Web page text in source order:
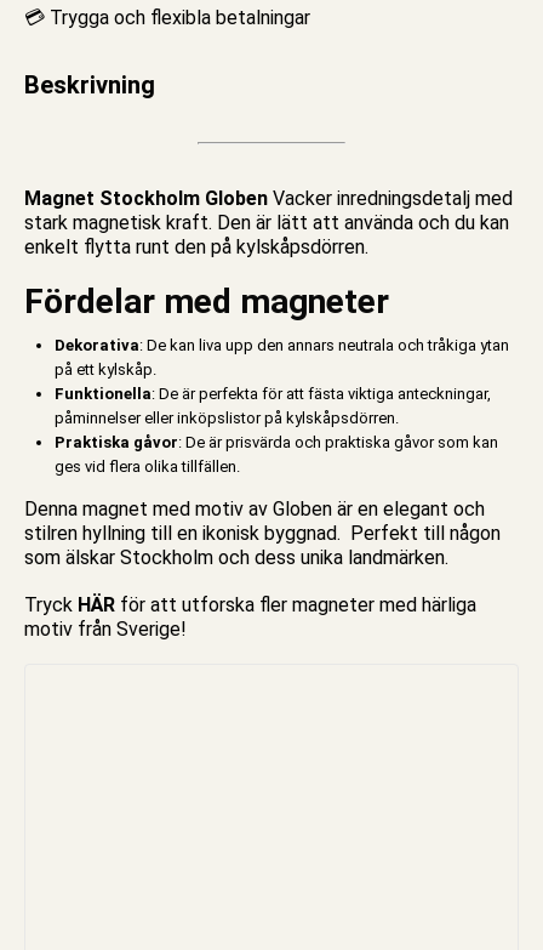
💳 Trygga och flexibla betalningar
Beskrivning
Magnet Stockholm Globen Vacker inredningsdetalj med
stark magnetisk kraft. Den är lätt att använda och du kan
enkelt flytta runt den på kylskåpsdörren.
Fördelar med magneter
Dekorativa: De kan liva upp den annars neutrala och tråkiga ytan
på ett kylskåp.
Funktionella: De är perfekta för att fästa viktiga anteckningar,
påminnelser eller inköpslistor på kylskåpsdörren.
Praktiska gåvor: De är prisvärda och praktiska gåvor som kan
ges vid flera olika tillfällen.
Denna magnet med motiv av Globen är en elegant och
stilren hyllning till en ikonisk byggnad. Perfekt till någon
som älskar Stockholm och dess unika landmärken.
Tryck HÄR för att utforska fler magneter med härliga
motiv från Sverige!